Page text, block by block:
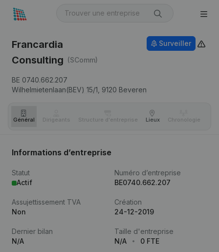
Francardia
Consulting (SComm)
BE 0740.662.207
Wilhelmietenlaan(BEV) 15/1, 9120 Beveren
Surveiller
Général Dirigeants Structure d'entreprise Lieux Chronologie
Informations d’entreprise
Statut
Actif
Numéro d’entreprise
BE0740.662.207
Assujettissement TVA
Non
Création
24-12-2019
Dernier bilan
N/A
Taille d'entreprise
N/A
0 FTE